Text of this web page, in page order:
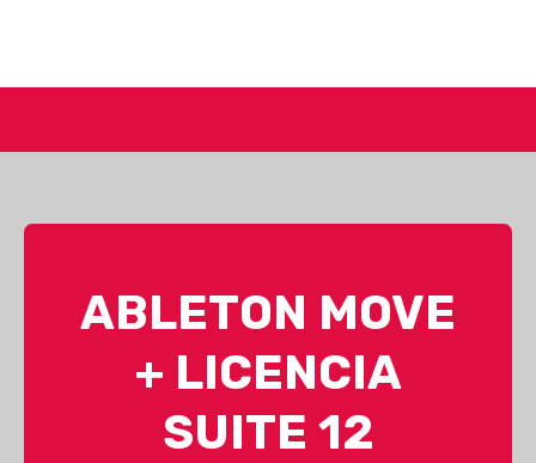
ABLETON MOVE
+ LICENCIA
SUITE 12